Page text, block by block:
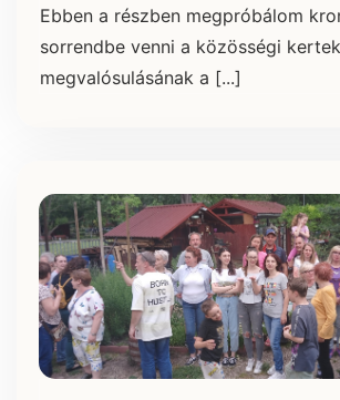
Ebben a részben megpróbálom
sorrendbe venni a közösségi kertek
megvalósulásának a [...]